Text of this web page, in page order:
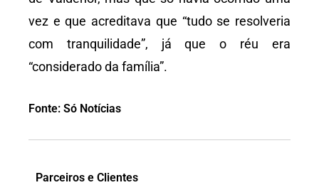
vez e que acreditava que “tudo se resolveria
com tranquilidade”, já que o réu era
“considerado da família”.
Fonte: Só Notícias
Parceiros e Clientes